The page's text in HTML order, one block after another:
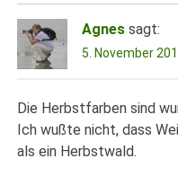
Agnes sagt:
5. November
Die Herbstfarben sind
Ich wußte nicht, dass
als ein Herbstwald.